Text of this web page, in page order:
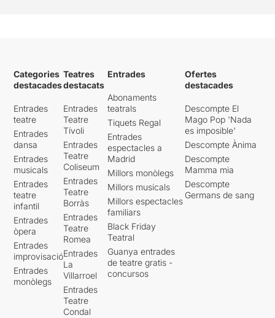
Categories
destacades
Entrades
teatre
Entrades
dansa
Entrades
musicals
Entrades
teatre
infantil
Entrades
òpera
Entrades
improvisació
Entrades
monòlegs
Teatres
destacats
Entrades
Teatre
Tívoli
Entrades
Teatre
Coliseum
Entrades
Teatre
Borràs
Entrades
Teatre
Romea
Entrades
La
Villarroel
Entrades
Teatre
Condal
Entrades
Abonaments
teatrals
Tiquets Regal
Entrades
espectacles a
Madrid
Millors monòlegs
Millors musicals
Millors espectacles
familiars
Black Friday
Teatral
Guanya entrades
de teatre gratis -
concursos
Ofertes
destacades
Descompte El
Mago Pop 'Nada
es imposible'
Descompte Ànima
Descompte
Mamma mia
Descompte
Germans de sang